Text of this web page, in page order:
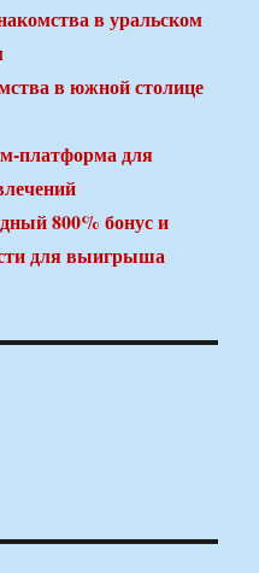
в уральском
в южной столице
платформа для
800% бонус и
для выигрыша